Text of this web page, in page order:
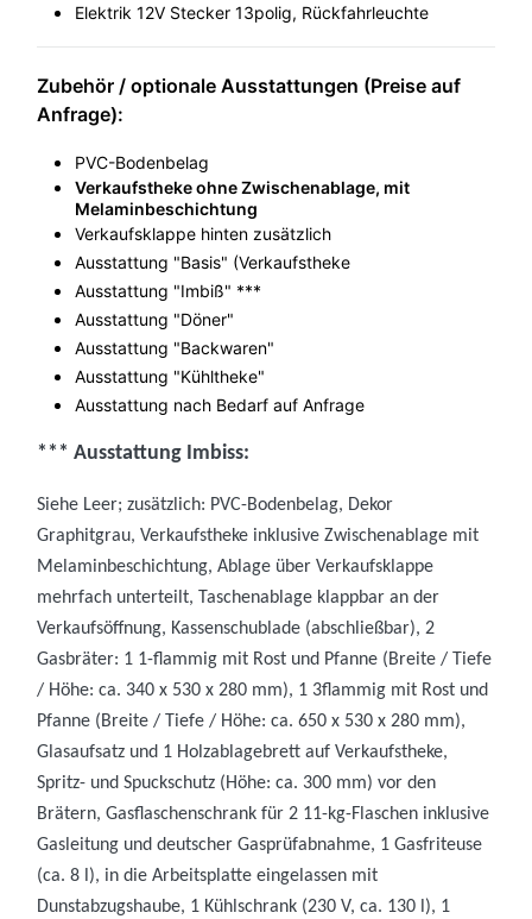
Elektrik 12V Stecker 13polig, Rückfahrleuchte
Zubehör / optionale Ausstattungen (Preise auf
Anfrage):
PVC-Bodenbelag
Verkaufstheke ohne Zwischenablage, mit
Melaminbeschichtung
Verkaufsklappe hinten zusätzlich
Ausstattung "Basis" (Verkaufstheke
Ausstattung "Imbiß" ***
Ausstattung "Döner"
Ausstattung "Backwaren"
Ausstattung "Kühltheke"
Ausstattung nach Bedarf auf Anfrage
*** Ausstattung Imbiss:
Siehe Leer; zusätzlich: PVC-Bodenbelag, Dekor
Graphitgrau, Verkaufstheke inklusive Zwischenablage mit
Melaminbeschichtung, Ablage über Verkaufsklappe
mehrfach unterteilt, Taschenablage klappbar an der
Verkaufsöffnung, Kassenschublade (abschließbar), 2
Gasbräter: 1 1-flammig mit Rost und Pfanne (Breite / Tiefe
/ Höhe: ca. 340 x 530 x 280 mm), 1 3flammig mit Rost und
Pfanne (Breite / Tiefe / Höhe: ca. 650 x 530 x 280 mm),
Glasaufsatz und 1 Holzablagebrett auf Verkaufstheke,
Spritz- und Spuckschutz (Höhe: ca. 300 mm) vor den
Brätern, Gasflaschenschrank für 2 11-kg-Flaschen inklusive
Gasleitung und deutscher Gasprüfabnahme, 1 Gasfriteuse
(ca. 8 l), in die Arbeitsplatte eingelassen mit
Dunstabzugshaube, 1 Kühlschrank (230 V, ca. 130 l), 1